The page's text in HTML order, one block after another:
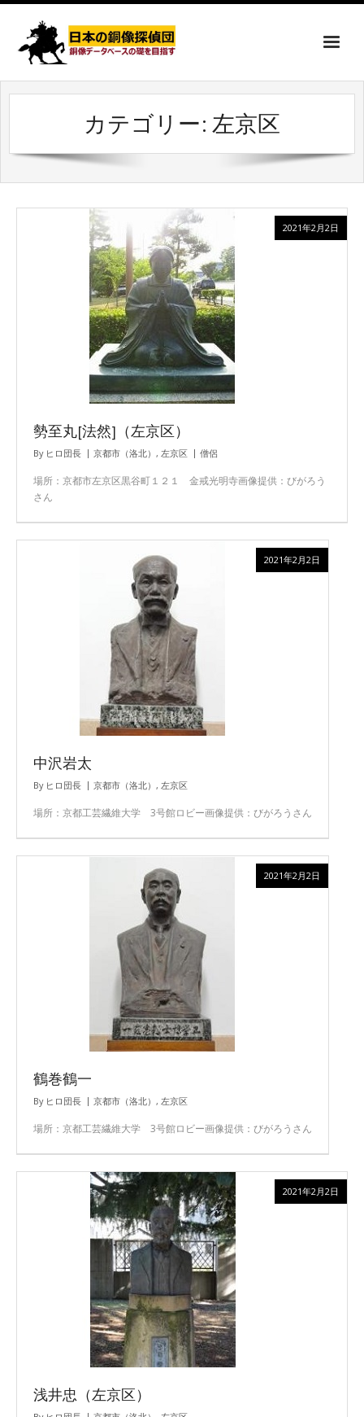
カテゴリー: 左京区
勢至丸[法然]（左京区）
By ヒロ団長 京都市（洛北） , 左京区 僧侶
場所：京都市左京区黒谷町１２１ 金戒光明寺画像提供：びがろう
さん
2021年2月2日
中沢岩太
By ヒロ団長 京都市（洛北） , 左京区
場所：京都工芸繊維大学 3号館ロビー画像提供：びがろうさん
2021年2月2日
鶴巻鶴一
By ヒロ団長 京都市（洛北） , 左京区
場所：京都工芸繊維大学 3号館ロビー画像提供：びがろうさん
2021年2月2日
浅井忠（左京区）
2021年2月2日